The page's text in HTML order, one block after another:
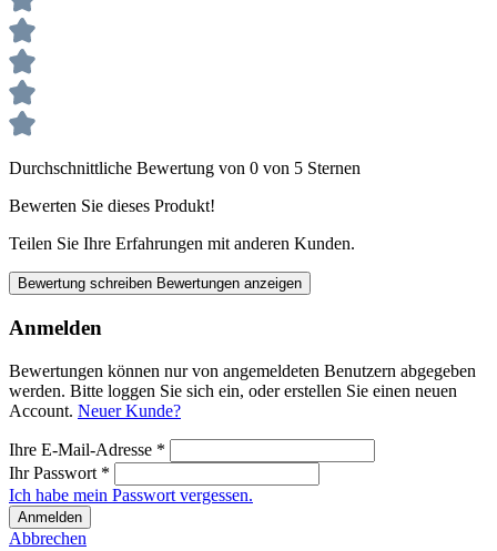
Durchschnittliche Bewertung von 0 von 5 Sternen
Bewerten Sie dieses Produkt!
Teilen Sie Ihre Erfahrungen mit anderen Kunden.
Bewertung schreiben Bewertungen anzeigen
Anmelden
Bewertungen können nur von angemeldeten Benutzern abgegeben
werden. Bitte loggen Sie sich ein, oder erstellen Sie einen neuen
Account. Neuer Kunde?
Ihre E-Mail-Adresse *
Ihr Passwort *
Ich habe mein Passwort vergessen.
Anmelden
Abbrechen